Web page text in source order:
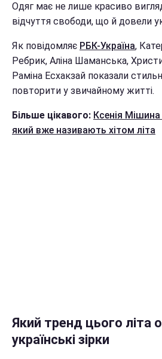
Одяг має не лише красиво
відчуття свободи, що й довели
Як повідомляє РБК-Україна,
Ребрик, Аліна Шаманська,
Раміна Есхакзай показали
повторити у звичайному житті.
Більше цікавого: Ксенія
який вже називають хітом літа
Який тренд цього літа
українські зірки